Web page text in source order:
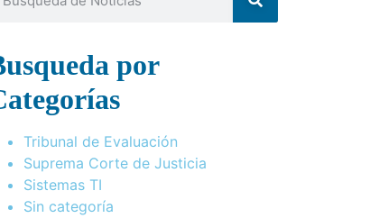
por
Tribunal de Evaluación
Suprema Corte de Justicia
Sistemas TI
Sin categoría